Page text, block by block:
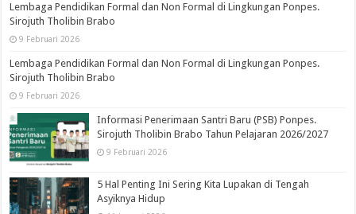
Lembaga Pendidikan Formal dan Non Formal di Lingkungan Ponpes.
Sirojuth Tholibin Brabo
9 Februari 2026
Lembaga Pendidikan Formal dan Non Formal di Lingkungan Ponpes.
Sirojuth Tholibin Brabo
9 Februari 2026
Informasi Penerimaan Santri Baru (PSB) Ponpes.
Sirojuth Tholibin Brabo Tahun Pelajaran 2026/2027
9 Februari 2026
5 Hal Penting Ini Sering Kita Lupakan di Tengah
Asyiknya Hidup